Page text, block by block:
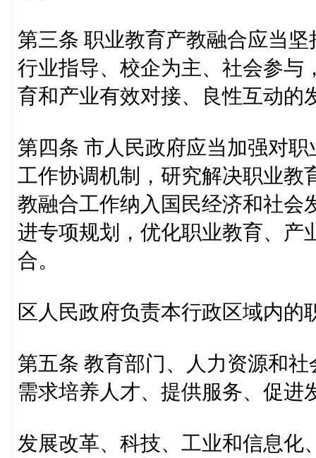
第三条 职业教育产教融合应当
行业指导、校企为主、社会参与
育和产业有效对接、良性互动的
第四条 市人民政府应当加强对
工作协调机制，研究解决职业教
教融合工作纳入国民经济和社会
进专项规划，优化职业教育、产
合。
区人民政府负责本行政区域内的
第五条 教育部门、人力资源和
需求培养人才、提供服务、促进
发展改革、科技、工业和信息化